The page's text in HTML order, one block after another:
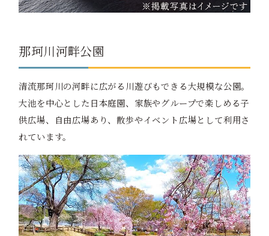
那珂川河畔公園
清流那珂川の河畔に広がる川遊びもできる大規模な公園。
大池を中心とした日本庭園、家族やグループで楽しめる子
供広場、自由広場あり、散歩やイベント広場として利用さ
れています。